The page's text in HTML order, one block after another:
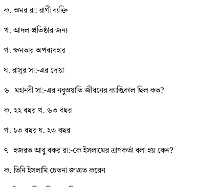
ক. ওমর রা: রাগী ব্যক্তি
খ. আদল প্রতিষ্ঠার জন্য
গ. ক্ষমতার অপব্যবহার
ঘ. রাসূর সা:-এর দোয়া
৬। মহানবী সা:-এর নবুওয়াতি জীবনের ব্যাপ্তিকাল ছিল কত?
ক. ২২ বছর খ. ৬৩ বছর
গ. ১৩ বছর ঘ. ২৩ বছর
৭। হজরত আবু বকর রা:-কে ইসলামের ত্রাণকর্তা বলা হয় কেন?
ক. তিনি ইসলামি চেতনা জাগ্রত করেন